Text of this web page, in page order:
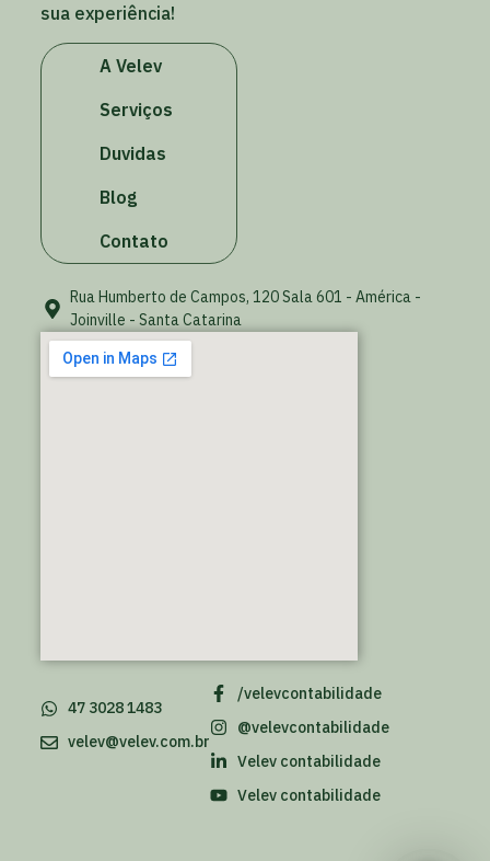
sua experiência!
A Velev
Serviços
Duvidas
Blog
Contato
Rua Humberto de Campos, 120 Sala 601 - América -
Joinville - Santa Catarina
/velevcontabilidade
@velevcontabilidade
Velev contabilidade
Velev contabilidade
47 3028 1483
velev@velev.com.br